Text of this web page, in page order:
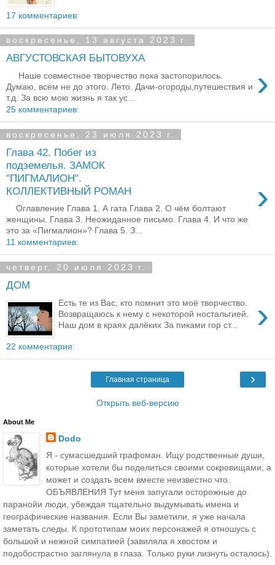
17 комментариев:
воскресенье, 13 августа 2023 г.
АВГУСТОВСКАЯ БЫТОВУХА
›
Наше совместное творчество пока застопорилось.
Думаю, всем не до этого. Лето. Дачи-огороды,путешествия и
т.д. За всю мою жизнь я так ус...
25 комментариев:
воскресенье, 23 июля 2023 г.
Глава 42. Побег из
подземелья. ЗАМОК
"ПИГМАЛИОН".
КОЛЛЕКТИВНЫЙ РОМАН
›
Оглавление Глава 1. А гата Глава 2. О чём болтают
женщины. Глава 3. Неожиданное письмо. Глава 4. И что же
это за «Пигмалион»? Глава 5. З...
11 комментариев:
четверг, 20 июля 2023 г.
ДОМ
›
Есть те из Вас, кто помнит это моё творчество.
Возвращаюсь к нему с некоторой ностальгией.
Наш дом в краях далёких За пиками гор ст...
22 комментария:
›
Главная страница
Открыть веб-версию
About Me
Dodo
Я - сумасшедший графоман. Ищу родственные души,
которые хотели бы поделиться своими сокровищами, а
может и создать всем вместе неизвестно что.
ОБЪЯВЛЕНИЯ Тут меня запугали осторожные до
паранойи люди, убеждая тщательно выдумывать имена и
географические названия. Если Вы заметили, я уже начала
заметать следы. К прототипам моих персонажей я отношусь с
большой и нежной симпатией (завиляла я хвостом и
подобострастно заглянула в глаза. Только руки лизнуть осталось).